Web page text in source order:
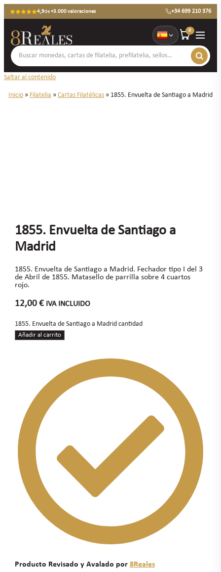
4,9de+3.000 valoraciones +34 699 210 376
0
Saltar al contenido
Inicio » Filatelia » Cartas Filatélicas » 1855. Envuelta de Santiago a Madrid
1855. Envuelta de Santiago a
Madrid
1855. Envuelta de Santiago a Madrid. Fechador tipo I del 3
de Abril de 1855. Matasello de parrilla sobre 4 cuartos
rojo.
12,00 € IVA INCLUIDO
1855. Envuelta de Santiago a Madrid cantidad
Añadir al carrito
Producto Revisado y Avalado por 8Reales